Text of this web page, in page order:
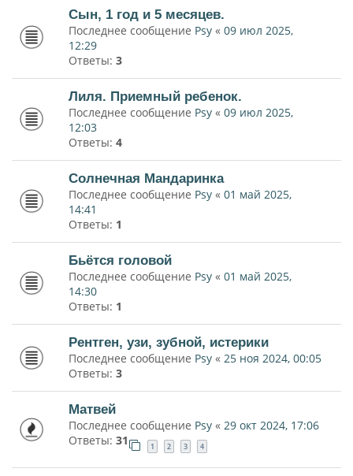
Сын, 1 год и 5 месяцев.
Последнее сообщение Psy « 09 июл 2025,
12:29
Ответы: 3
Лиля. Приемный ребенок.
Последнее сообщение Psy « 09 июл 2025,
12:03
Ответы: 4
Солнечная Мандаринка
Последнее сообщение Psy « 01 май 2025,
14:41
Ответы: 1
Бьётся головой
Последнее сообщение Psy « 01 май 2025,
14:30
Ответы: 1
Рентген, узи, зубной, истерики
Последнее сообщение Psy « 25 ноя 2024, 00:05
Ответы: 3
Матвей
Последнее сообщение Psy « 29 окт 2024, 17:06
Ответы: 31 1 2 3 4